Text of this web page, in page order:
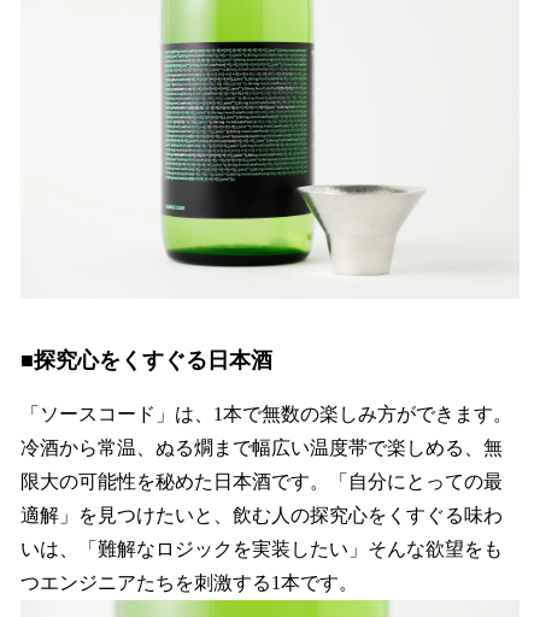
■探究心をくすぐる日本酒
「ソースコード」は、1本で無数の楽しみ方ができます。
冷酒から常温、ぬる燗まで幅広い温度帯で楽しめる、無
限大の可能性を秘めた日本酒です。「自分にとっての最
適解」を見つけたいと、飲む人の探究心をくすぐる味わ
いは、「難解なロジックを実装したい」そんな欲望をも
つエンジニアたちを刺激する1本です。